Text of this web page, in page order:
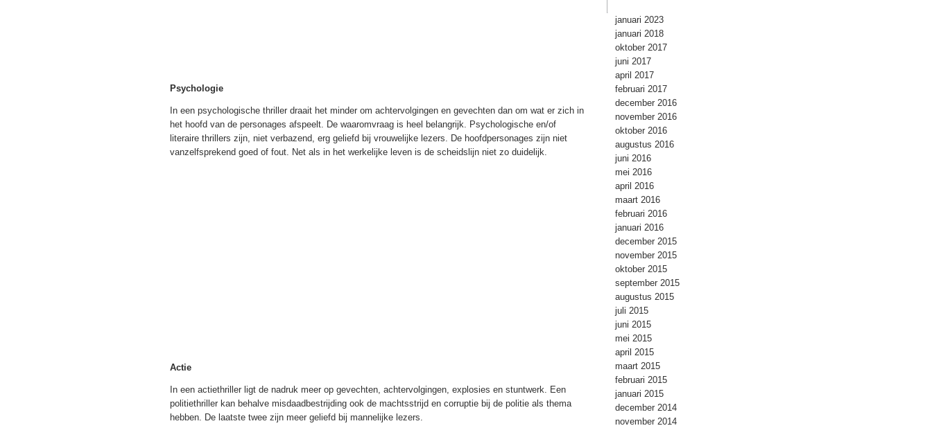
Psychologie
In een psychologische thriller draait het minder om achtervolgingen en gevechten dan om wat er zich in
het hoofd van de personages afspeelt. De waaromvraag is heel belangrijk. Psychologische en/of
literaire thrillers zijn, niet verbazend, erg geliefd bij vrouwelijke lezers. De hoofdpersonages zijn niet
vanzelfsprekend goed of fout. Net als in het werkelijke leven is de scheidslijn niet zo duidelijk.
Actie
In een actiethriller ligt de nadruk meer op gevechten, achtervolgingen, explosies en stuntwerk. Een
politiethriller kan behalve misdaadbestrijding ook de machtsstrijd en corruptie bij de politie als thema
hebben. De laatste twee zijn meer geliefd bij mannelijke lezers.
januari 2023
januari 2018
oktober 2017
juni 2017
april 2017
februari 2017
december 2016
november 2016
oktober 2016
augustus 2016
juni 2016
mei 2016
april 2016
maart 2016
februari 2016
januari 2016
december 2015
november 2015
oktober 2015
september 2015
augustus 2015
juli 2015
juni 2015
mei 2015
april 2015
maart 2015
februari 2015
januari 2015
december 2014
november 2014